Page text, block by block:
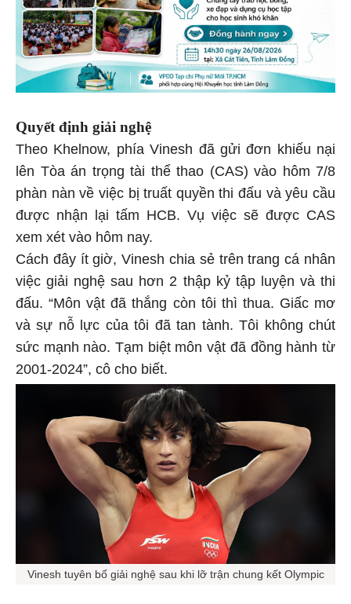
Quyết định giải nghệ
Theo Khelnow, phía Vinesh đã gửi đơn khiếu nại
lên Tòa án trọng tài thể thao (CAS) vào hôm 7/8
phàn nàn về việc bị truất quyền thi đấu và yêu cầu
được nhận lại tấm HCB. Vụ việc sẽ được CAS
xem xét vào hôm nay.
Cách đây ít giờ, Vinesh chia sẻ trên trang cá nhân
việc giải nghệ sau hơn 2 thập kỷ tập luyện và thi
đấu. “Môn vật đã thắng còn tôi thì thua. Giấc mơ
và sự nỗ lực của tôi đã tan tành. Tôi không chút
sức mạnh nào. Tạm biệt môn vật đã đồng hành từ
2001-2024”, cô cho biết.
Vinesh tuyên bố giải nghệ sau khi lỡ trận chung kết Olympic